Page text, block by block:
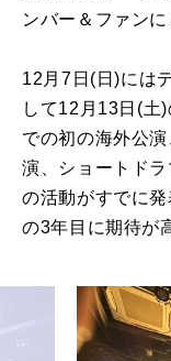
ンバー＆ファン
12月7日(日)には
して12月13日(土
での初の海外公
演、ショートド
の活動がすでに
の3年目に期待が